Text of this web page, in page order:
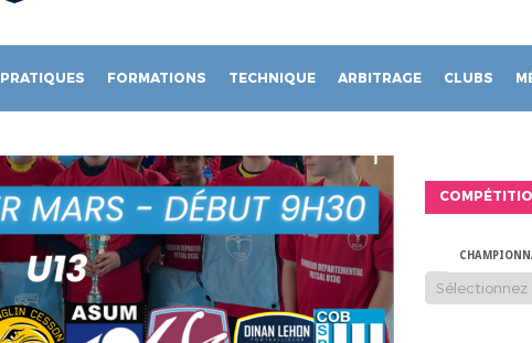
PRATIQUES FORMATIONS TECHNIQUE ARBITRAGE CLUBS